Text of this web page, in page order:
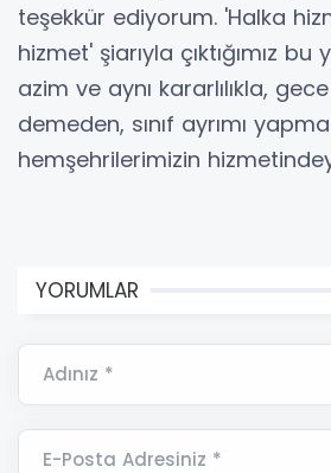
teşekkür ediyorum. 'Halka
hizmet' şiarıyla çıktığımız
azim ve aynı kararlılıkla,
demeden, sınıf ayrımı
hemşehrilerimizin
YORUMLAR
Adınız *
E-Posta Adresiniz *